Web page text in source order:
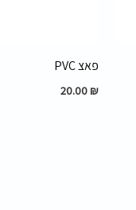
פאצ PVC
20.00 ₪